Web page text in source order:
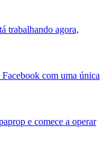
trabalhando agora,
com uma única
e comece a operar